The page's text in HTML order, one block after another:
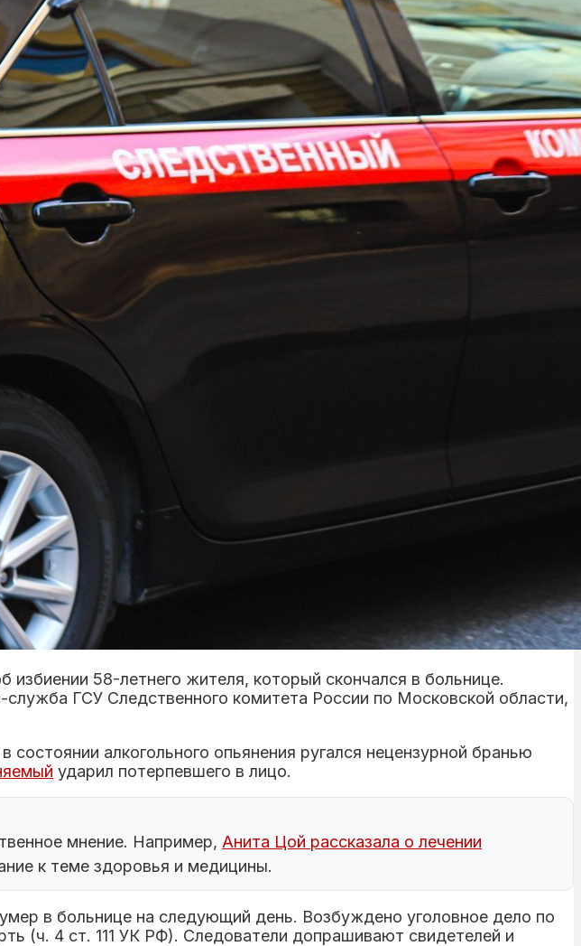
58-летнего жителя, который скончался в больнице.
ГСУ Следственного комитета России по Московской области,
алкогольного опьянения ругался нецензурной бранью
ударил потерпевшего в лицо.
мнение. Например, Анита Цой рассказала о лечении
к теме здоровья и медицины.
в больнице на следующий день. Возбуждено уголовное дело по
(ч. 4 ст. 111 УК РФ). Следователи допрашивают свидетелей и